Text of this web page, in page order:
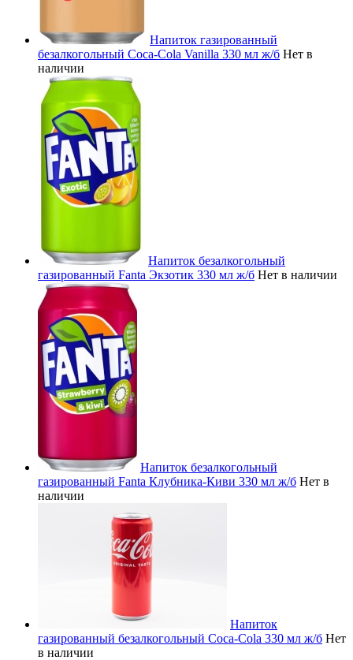
Напиток газированный
безалкогольный Coca-Cola Vanilla 330 мл ж/б Нет в
наличии
Напиток безалкогольный
газированный Fanta Экзотик 330 мл ж/б Нет в наличии
Напиток безалкогольный
газированный Fanta Клубника-Киви 330 мл ж/б Нет в
наличии
Напиток
газированный безалкогольный Coca-Cola 330 мл ж/б Нет
в наличии